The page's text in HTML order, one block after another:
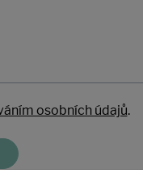
osobních údajů.